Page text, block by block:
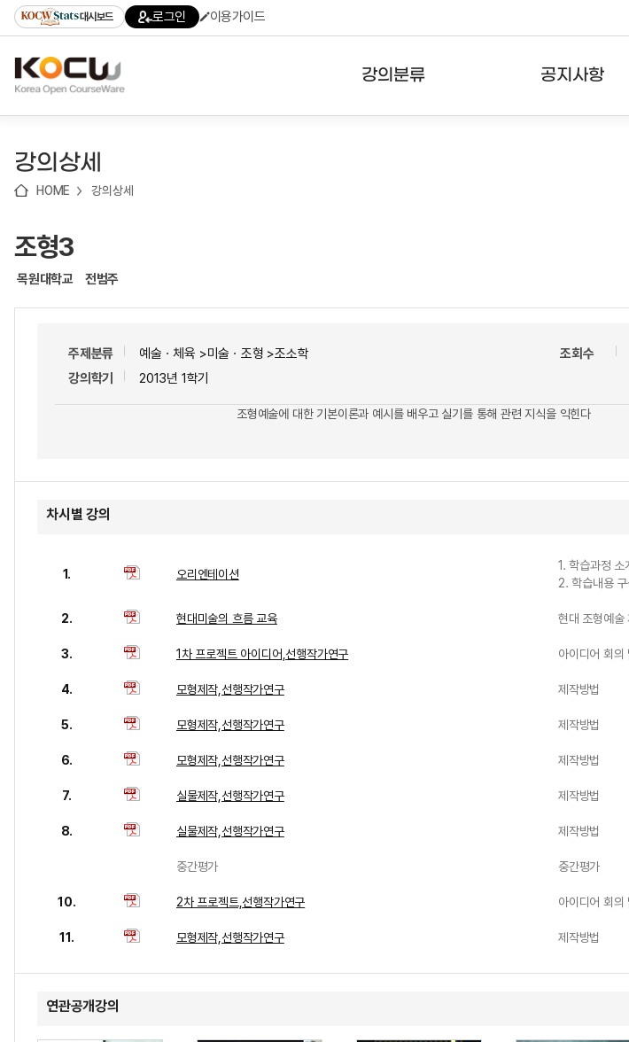
기
기
기
content)
가
대시보드 로그인 이용가이드
강의분류 공지사항
강의상세
HOME 강의상세
조형3
목원대학교 전범주
주제분류
예술ㆍ체육 >미술ㆍ조형 >조소학
강의학기
2013년 1학기
조회수
조형예술에 대한 기본이론과 예시를 배우고 실기를 통해 관련 지식을 익힌다
차시별 강의
1. 오리엔테이션
1. 학습과정 소
2. 학습내용 구
2. 현대미술의 흐름 교육 현대 조형예술
3. 1차 프로젝트 아이디어,선행작가연구 아이디어 회의
4. 모형제작,선행작가연구 제작방법
5. 모형제작,선행작가연구 제작방법
6. 모형제작,선행작가연구 제작방법
7. 실물제작,선행작가연구 제작방법
8. 실물제작,선행작가연구 제작방법
중간평가 중간평가
10. 2차 프로젝트,선행작가연구 아이디어 회의
11. 모형제작,선행작가연구 제작방법
연관공개강의